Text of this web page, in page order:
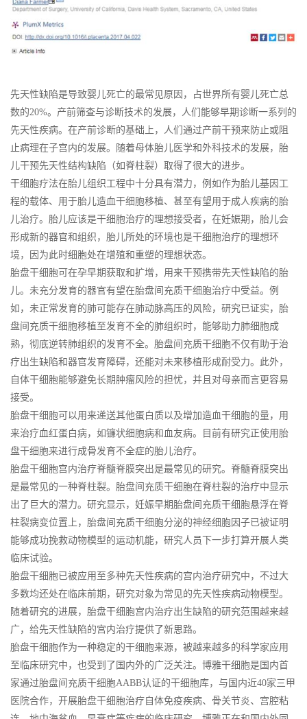
先天性缺陷是导致婴儿死亡的最常见原因，占世界所有婴儿死亡总
数的20%。产前筛查与诊断技术的发展，人们能够早期诊断一系列的
先天性疾病。在产前诊断的基础上，人们通过产前干预来防止或阻
止病理在子宫内的发展。随着母体胎儿医学和外科技术的发展，胎
儿干预先天性结构缺陷（如脊柱裂）取得了很大的进步。
干细胞疗法在胎儿组织工程中十分具有潜力，例如作为胎儿基因工
程的载体、用于胎儿造血干细胞移植、甚至有望用于成人疾病的胎
儿治疗。胎儿应该是干细胞治疗的理想接受者，在妊娠期，胎儿会
形成新的器官和组织，胎儿所处的环境也是干细胞治疗的理想环
境，因为此时细胞处在增殖和重塑的理想状态。
胎盘干细胞可在孕早期获取和扩增，用来干预携带先天性缺陷的胎
儿。未充分发育的器官有望在胎盘间充质干细胞治疗中受益。例
如，未正常发育的肺可能存在肺动脉高压的风险，研究已证实，胎
盘间充质干细胞移植至发育不全的肺组织时，能够助力肺细胞成
熟，彻底逆转肺组织的发育不全。胎盘间充质干细胞不仅有助于治
疗出生缺陷和器官发育障碍，还能对未来移植形成耐受力。此外，
自体干细胞能够避免长期肿瘤风险的担忧，并且对母亲而言更容易
接受。
胎盘干细胞可以用来递送其他蛋白质以及增加造血干细胞的量，用
来治疗血红蛋白病，如镰状细胞病和血友病。目前有研究正使用胎
盘干细胞来进行成骨发育不全症的胎儿治疗。
胎盘干细胞宫内治疗脊髓脊膜突出是最常见的研究。脊髓脊膜突出
是最常见的一种脊柱裂。胎盘间充质干细胞在脊柱裂的治疗中显示
出了巨大的潜力。研究显示，妊娠早期胎盘间充质干细胞悬浮在脊
柱裂病变位置上，胎盘间充质干细胞分泌的神经细胞因子已被证明
能够成功挽救动物模型的运动机能，研究人员下一步打算开展人类
临床试验。
胎盘干细胞已被应用至多种先天性疾病的宫内治疗研究中，不过大
多数均还处在临床前期，研究对象为常见的先天性疾病动物模型。
随着研究的进展，胎盘干细胞宫内治疗出生缺陷的研究范围越来越
广，给先天性缺陷的宫内治疗提供了新思路。
胎盘干细胞作为一种稳定的干细胞来源，被越来越多的科学家应用
至临床研究中，也受到了国内外的广泛关注。博雅干细胞是国内首
家通过胎盘间充质干细胞AABB认证的干细胞库，与国内近40家三甲
医院合作，开展胎盘干细胞治疗自体免疫疾病、骨关节炎、宫腔粘